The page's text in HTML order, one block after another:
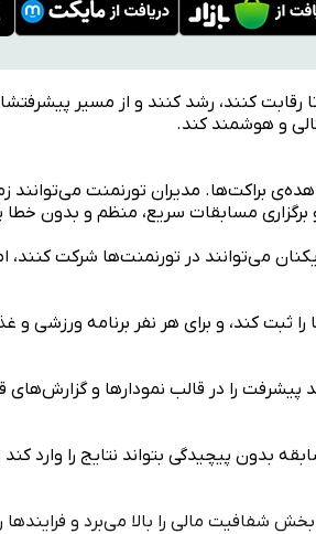
کنند، رشد کنند و از مسیر
و هوشمند کند.
براکت‌ها. مدیران تورنمنت می‌توانند
برگزاری مسابقات سریع، منظم و بدون
می‌توانند در تورنمنت‌ها شرکت کنند،
را ثبت کند، و برای هر نفر برنامه ورزشی
پیشرفت را در قالب نمودارها و گزارش‌های
بدون پیچیدگی بتواند نتایج را وارد کند
شفافیت مالی را بالا می‌برد و فرایندها